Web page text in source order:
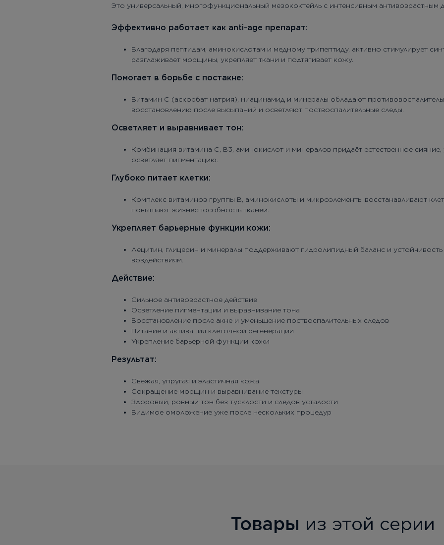
Это универсальный, многофункциональный мезококтейль с интенсивным антивозрастным
Эффективно работает как anti-age препарат:
Благодаря пептидам, аминокислотам и медному трипептиду, активно стимулирует
разглаживает морщины, укрепляет ткани и подтягивает кожу.
Помогает в борьбе с постакне:
Витамин С (аскорбат натрия), ниацинамид и минералы обладают
восстановлению после высыпаний и осветляют поствоспалительные следы.
Осветляет и выравнивает тон:
Комбинация витамина С, B3, аминокислот и минералов придаёт естественное сияние,
осветляет пигментацию.
Глубоко питает клетки:
Комплекс витаминов группы B, аминокислоты и микроэлементы восстанавливают
повышают жизнеспособность тканей.
Укрепляет барьерные функции кожи:
Лецитин, глицерин и минералы поддерживают гидролипидный баланс и
воздействиям.
Действие:
Сильное антивозрастное действие
Осветление пигментации и выравнивание тона
Восстановление после акне и уменьшение поствоспалительных следов
Питание и активация клеточной регенерации
Укрепление барьерной функции кожи
Результат:
Свежая, упругая и эластичная кожа
Сокращение морщин и выравнивание текстуры
Здоровый, ровный тон без тусклости и следов усталости
Видимое омоложение уже после нескольких процедур
Товары из этой серии